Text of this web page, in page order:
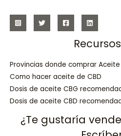
Provincias donde comprar Aceite
Como hacer aceite de CBD
Dosis de aceite CBG
Dosis de aceite CBD
¿Te gustaría